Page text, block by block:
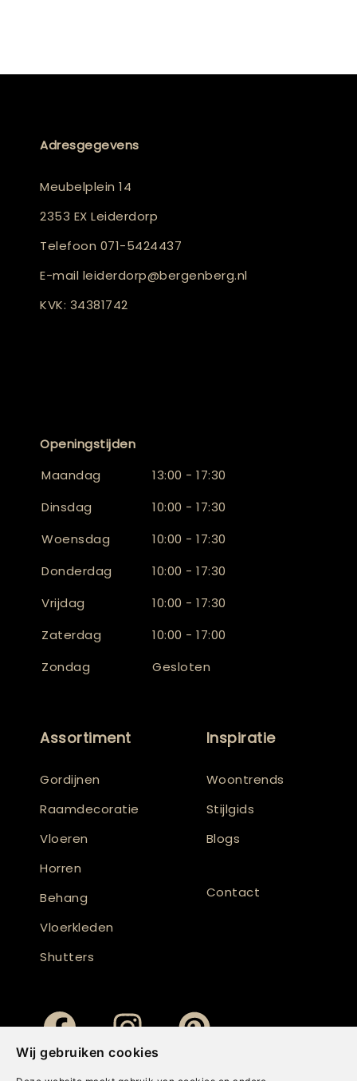
Wij gebruiken cookies
Adresgegevens
Meubelplein 14
2353 EX Leiderdorp
Telefoon 071-5424437
E-mail leiderdorp@bergenberg.nl
KVK: 34381742
Openingstijden
Maandag
13:00 - 17:30
Dinsdag
10:00 - 17:30
Woensdag
10:00 - 17:30
Donderdag
10:00 - 17:30
Vrijdag
10:00 - 17:30
Zaterdag
10:00 - 17:00
Zondag
Gesloten
Assortiment
Gordijnen
Raamdecoratie
Vloeren
Horren
Behang
Vloerkleden
Shutters
Inspiratie
Woontrends
Stijlgids
Blogs
Contact